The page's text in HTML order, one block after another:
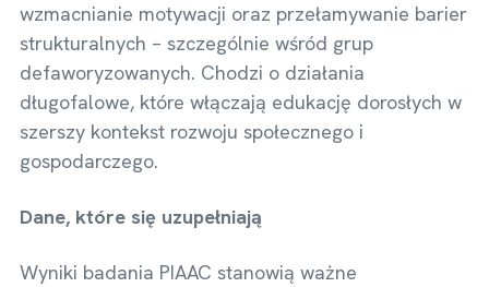
wzmacnianie motywacji oraz przełamywanie barier
strukturalnych – szczególnie wśród grup
defaworyzowanych. Chodzi o działania
długofalowe, które włączają edukację dorosłych w
szerszy kontekst rozwoju społecznego i
gospodarczego.
Dane, które się uzupełniają
Wyniki badania PIAAC stanowią ważne